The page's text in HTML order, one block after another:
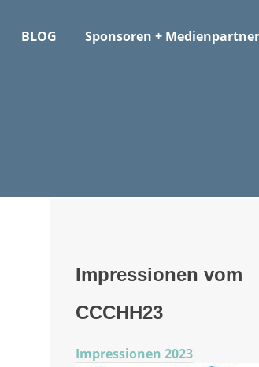
BLOG Sponsoren + Medienpartner
Impressionen vom
CCCHH23
Impressionen 2023